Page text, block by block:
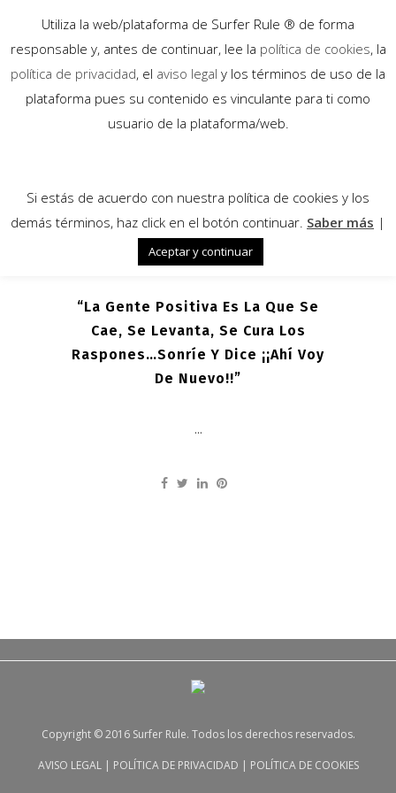
07
“La Gente Positiva Es La Que Se
Cae, Se Levanta, Se Cura Los
Raspones…sonríe Y Dice ¡¡Ahí Voy
De Nuevo!!”
...
Copyright © 2016 Surfer Rule. Todos los derechos reservados.
AVISO LEGAL| POLÍTICA DE PRIVACIDAD | POLÍTICA DE COOKIES
Utiliza la web/plataforma de Surfer Rule ® de forma
responsable y, antes de continuar, lee la política de cookies, la
política de privacidad, el aviso legal y los términos de uso de la
plataforma pues su contenido es vinculante para ti como
usuario de la plataforma/web.
Si estás de acuerdo con nuestra política de cookies y los
demás términos, haz click en el botón continuar. Saber más |
Aceptar y continuar